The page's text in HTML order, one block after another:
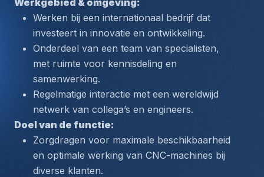
Werkgebied & omgeving:
Werken bij een internationaal bedrijf dat
investeert in innovatie en ontwikkeling.
Onderdeel van een team van specialisten,
met ruimte voor kennisdeling en
samenwerking.
Regelmatige interactie met een wereldwijd
netwerk van collega’s en engineers.
Doel van de functie:
Zorgdragen voor maximale beschikbaarheid
en optimale werking van CNC-machines bij
diverse klanten.